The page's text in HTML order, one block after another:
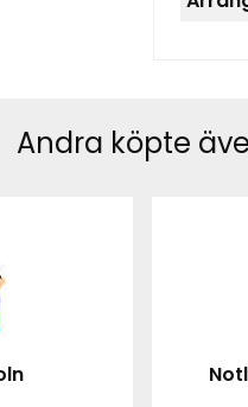
Andra köpte